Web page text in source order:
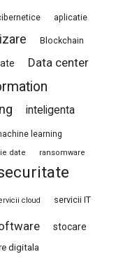
aplicatie
Blockchain
Data center
inteligenta
learning
date ransomware
cloud servicii IT
stocare
digitala